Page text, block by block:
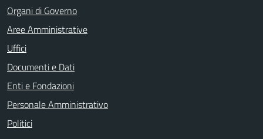
Organi di Governo
Aree Amministrative
Uffici
Documenti e Dati
Enti e Fondazioni
Personale Amministrativo
Politici